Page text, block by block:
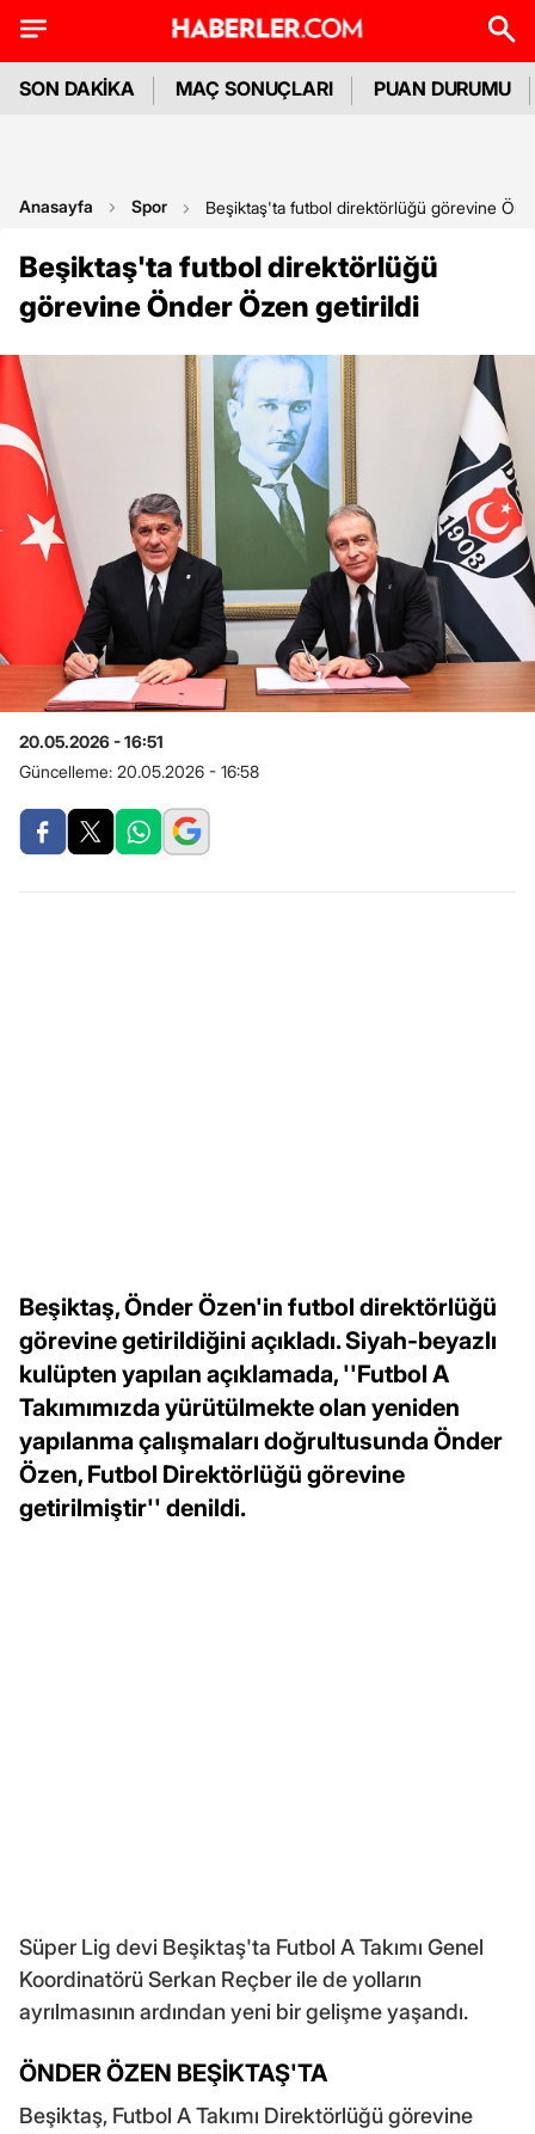
SON DAKİKA MAÇ SONUÇLARI PUAN DURUMU
Anasayfa Spor Beşiktaş'ta futbol direktörlüğü görevine
Beşiktaş'ta futbol direktörlüğü
görevine Önder Özen getirildi
20.05.2026 - 16:51
Güncelleme: 20.05.2026 - 16:58
Beşiktaş, Önder Özen'in futbol direktörlüğü
görevine getirildiğini açıkladı. Siyah-beyazlı
kulüpten yapılan açıklamada, ''Futbol A
Takımımızda yürütülmekte olan yeniden
yapılanma çalışmaları doğrultusunda Önder
Özen, Futbol Direktörlüğü görevine
getirilmiştir'' denildi.
Süper Lig devi Beşiktaş'ta Futbol A Takımı Genel
Koordinatörü Serkan Reçber ile de yolların
ayrılmasının ardından yeni bir gelişme yaşandı.
ÖNDER ÖZEN BEŞİKTAŞ'TA
Beşiktaş, Futbol A Takımı Direktörlüğü görevine